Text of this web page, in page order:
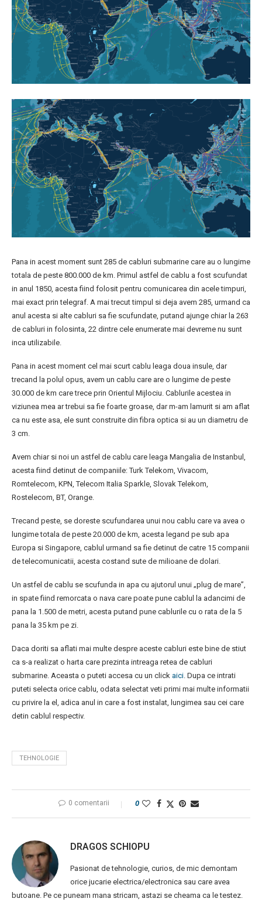
Pana in acest moment sunt 285 de cabluri submarine care au o lungime
totala de peste 800.000 de km. Primul astfel de cablu a fost scufundat
in anul 1850, acesta fiind folosit pentru comunicarea din acele timpuri,
mai exact prin telegraf. A mai trecut timpul si deja avem 285, urmand ca
anul acesta si alte cabluri sa fie scufundate, putand ajunge chiar la 263
de cabluri in folosinta, 22 dintre cele enumerate mai devreme nu sunt
inca utilizabile.
Pana in acest moment cel mai scurt cablu leaga doua insule, dar
trecand la polul opus, avem un cablu care are o lungime de peste
30.000 de km care trece prin Orientul Mijlociu. Cablurile acestea in
viziunea mea ar trebui sa fie foarte groase, dar m-am lamurit si am aflat
ca nu este asa, ele sunt construite din fibra optica si au un diametru de
3 cm.
Avem chiar si noi un astfel de cablu care leaga Mangalia de Instanbul,
acesta fiind detinut de companiile: Turk Telekom, Vivacom,
Romtelecom, KPN, Telecom Italia Sparkle, Slovak Telekom,
Rostelecom, BT, Orange.
Trecand peste, se doreste scufundarea unui nou cablu care va avea o
lungime totala de peste 20.000 de km, acesta legand pe sub apa
Europa si Singapore, cablul urmand sa fie detinut de catre 15 companii
de telecomunicatii, acesta costand sute de milioane de dolari.
Un astfel de cablu se scufunda in apa cu ajutorul unui „plug de mare”,
in spate fiind remorcata o nava care poate pune cablul la adancimi de
pana la 1.500 de metri, acesta putand pune cablurile cu o rata de la 5
pana la 35 km pe zi.
Daca doriti sa aflati mai multe despre aceste cabluri este bine de stiut
ca s-a realizat o harta care prezinta intreaga retea de cabluri
submarine. Aceasta o puteti accesa cu un click aici . Dupa ce intrati
puteti selecta orice cablu, odata selectat veti primi mai multe informatii
cu privire la el, adica anul in care a fost instalat, lungimea sau cei care
detin cablul respectiv.
TEHNOLOGIE
0 comentarii 0
DRAGOS SCHIOPU
Pasionat de tehnologie, curios, de mic demontam
orice jucarie electrica/electronica sau care avea
butoane. Pe ce puneam mana stricam, astazi se cheama ca le testez.